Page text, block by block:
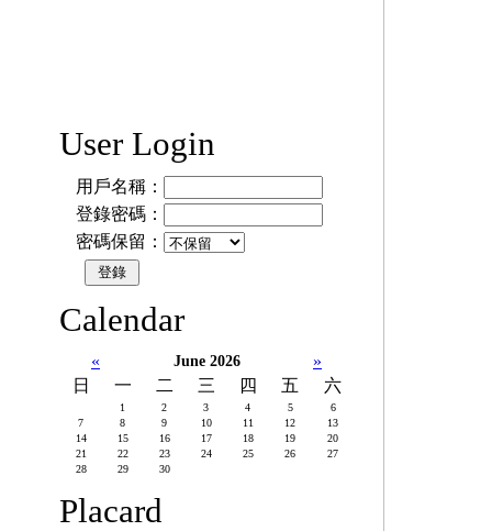
User Login
用戶名稱：
登錄密碼：
密碼保留：
Calendar
« June 2026
»
日
一 二 三 四 五 六
1 2 3 4 5
6
7
8 9 10 11 12
13
14
15 16 17 18 19
20
21
22 23 24 25 26
27
28
29 30
Placard